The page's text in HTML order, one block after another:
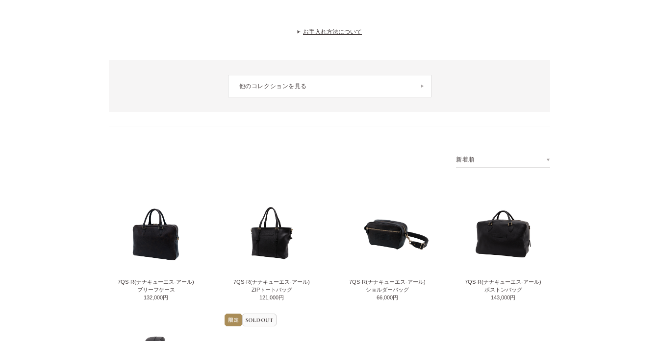
お手入れ方法について
他のコレクションを見る
新着順
7QS-R(ナナキューエス-アール)
ブリーフケース
132,000円
7QS-R(ナナキューエス-アール)
ZIPトートバッグ
121,000円
7QS-R(ナナキューエス-アール)
ショルダーバッグ
66,000円
7QS-R(ナナキューエス-アール)
ボストンバッグ
143,000円